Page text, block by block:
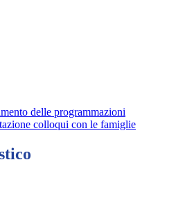
delle programmazioni
colloqui con le famiglie